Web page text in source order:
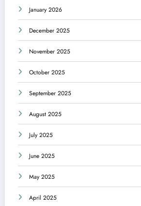
January 2026
December 2025
November 2025
October 2025
September 2025
August 2025
July 2025
June 2025
May 2025
April 2025